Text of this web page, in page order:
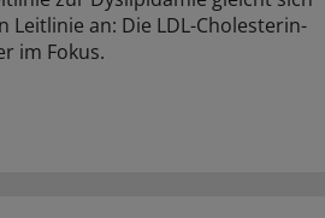
Leitlinie an: Die LDL-Cholesterin-
im Fokus.